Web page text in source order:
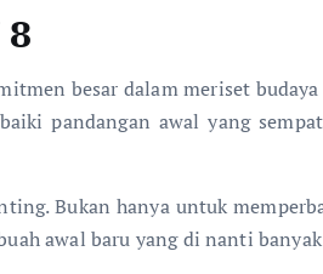
besar dalam meriset
pandangan awal yang
Bukan hanya untuk
awal baru yang di nanti